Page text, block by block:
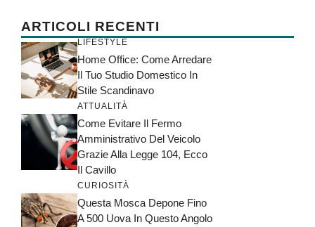
ARTICOLI RECENTI
LIFESTYLE
Home Office: Come Arredare
Il Tuo Studio Domestico In
Stile Scandinavo
ATTUALITÀ
Come Evitare Il Fermo
Amministrativo Del Veicolo
Grazie Alla Legge 104, Ecco
Il Cavillo
CURIOSITÀ
Questa Mosca Depone Fino
A 500 Uova In Questo Angolo